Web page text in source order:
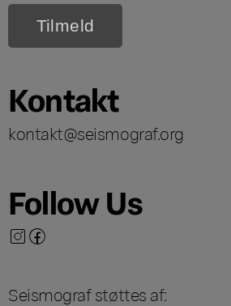
Kontakt
kontakt@seismograf.org
Follow Us
Seismograf støttes af: